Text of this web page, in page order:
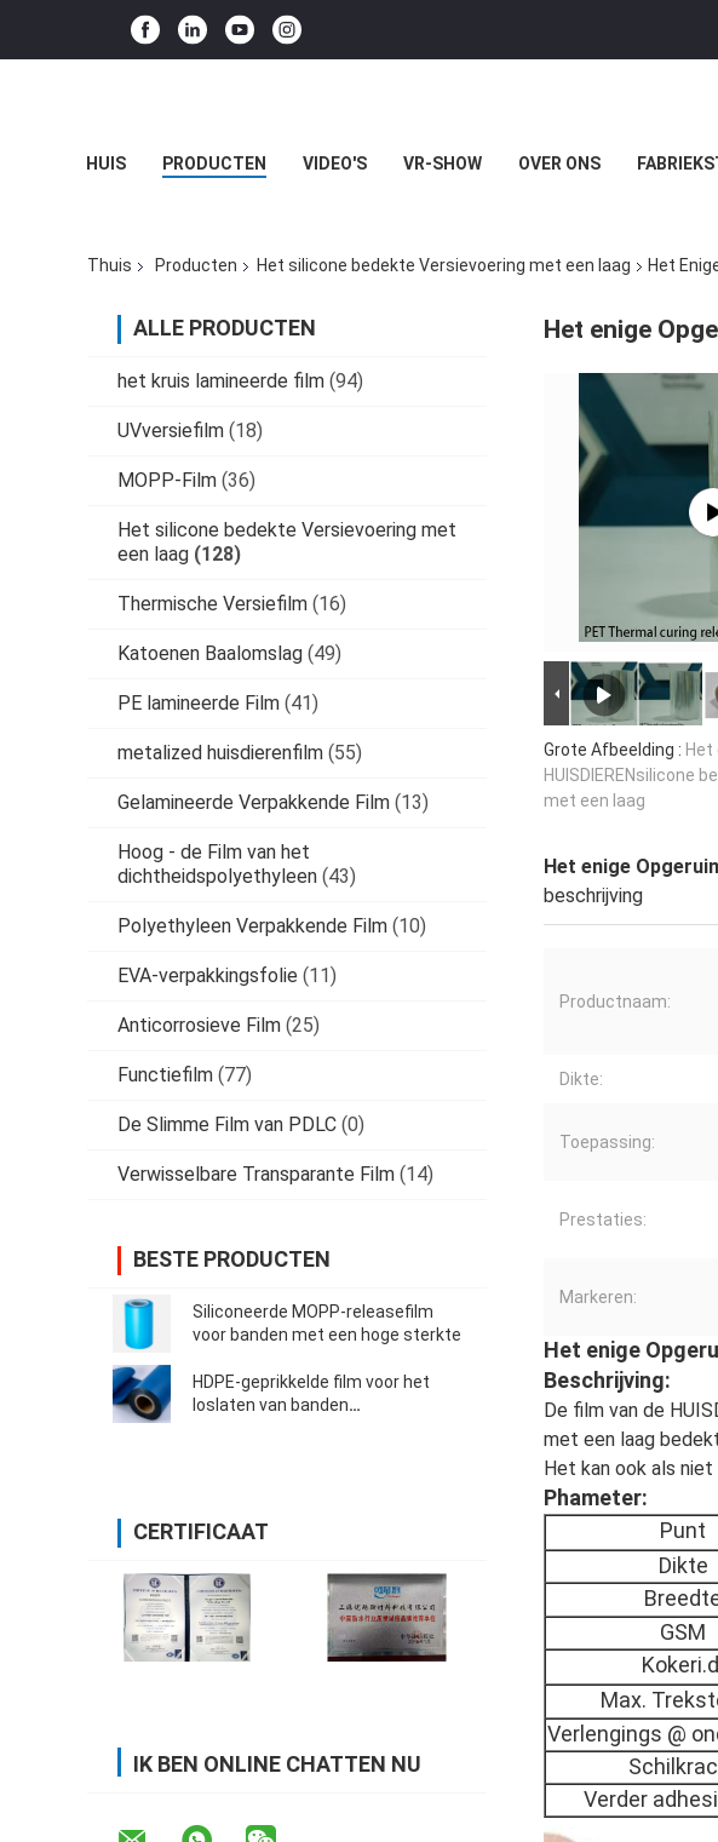
HUIS PRODUCTEN VIDEO'S VR-SHOW OVER ONS
Thuis Producten Het silicone bedekte Versievoering met een laag Het
ALLE PRODUCTEN
het kruis lamineerde film (94)
UVversiefilm (18)
MOPP-Film (36)
Het silicone bedekte Versievoering met
een laag (128)
Thermische Versiefilm (16)
Katoenen Baalomslag (49)
PE lamineerde Film (41)
metalized huisdierenfilm (55)
Gelamineerde Verpakkende Film (13)
Hoog - de Film van het
dichtheidspolyethyleen (43)
Polyethyleen Verpakkende Film (10)
EVA-verpakkingsfolie (11)
Anticorrosieve Film (25)
Functiefilm (77)
De Slimme Film van PDLC (0)
Verwisselbare Transparante Film (14)
BESTE PRODUCTEN
Siliconeerde MOPP-releasefilm
voor banden met een hoge sterkte
HDPE-geprikkelde film voor het
loslaten van banden
CERTIFICAAT
IK BEN ONLINE CHATTEN NU
Het enige
Grote Afbeelding : Het
HUISDIERENsilicone
met een laag
Het enige
beschrijving
Productnaam:
Dikte:
Toepassing:
Prestaties:
Markeren:
Het enige
Beschrijving:
De film van de
met een laag
Het kan ook als
Phameter:
Punt
Dikte
GSM
Max.
Verlengings @
Verder